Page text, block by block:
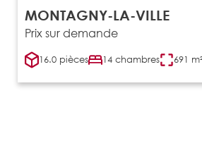
MONTAGNY-LA-VILLE
Prix sur demande
16.0 pièces 14 chambres 691 m²